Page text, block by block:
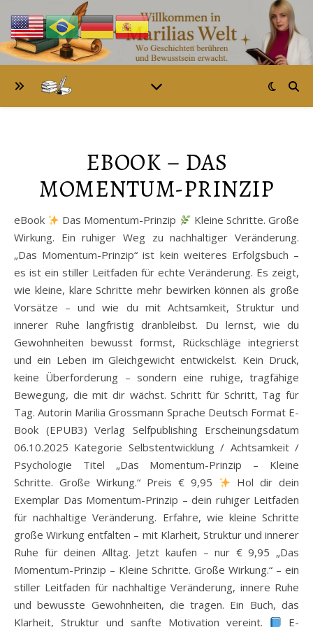
EBOOK – DAS
MOMENTUM-PRINZIP
eBook Das Momentum-Prinzip
Kleine Schritte. Große
Wirkung. Ein ruhiger Weg zu nachhaltiger Veränderung.
„Das Momentum-Prinzip“ ist kein weiteres Erfolgsbuch –
es ist ein stiller Leitfaden für echte Veränderung. Es zeigt,
wie kleine, klare Schritte mehr bewirken können als große
Vorsätze – und wie du mit Achtsamkeit, Struktur und
innerer Ruhe langfristig dranbleibst. Du lernst, wie du
Gewohnheiten bewusst formst, Rückschläge integrierst
und ein Leben im Gleichgewicht entwickelst. Kein Druck,
keine Überforderung – sondern eine ruhige, tragfähige
Bewegung, die mit dir wächst. Schritt für Schritt, Tag für
Tag. Autorin Marilia Grossmann Sprache Deutsch Format E-
Book (EPUB3) Verlag Selfpublishing Erscheinungsdatum
06.10.2025 Kategorie Selbstentwicklung / Achtsamkeit /
Psychologie Titel „Das Momentum-Prinzip – Kleine
Schritte. Große Wirkung.“ Preis € 9,95
Hol dir dein
Exemplar Das Momentum-Prinzip – dein ruhiger Leitfaden
für nachhaltige Veränderung. Erfahre, wie kleine Schritte
große Wirkung entfalten – mit Klarheit, Struktur und innerer
Ruhe für deinen Alltag. Jetzt kaufen – nur € 9,95 „Das
Momentum-Prinzip – Kleine Schritte. Große Wirkung.“ – ein
stiller Leitfaden für nachhaltige Veränderung, innere Ruhe
und bewusste Gewohnheiten, die tragen. Ein Buch, das
Klarheit, Struktur und sanfte Motivation vereint.
E-